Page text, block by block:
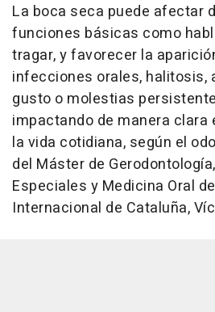
La boca seca puede afectar
funciones básicas como
tragar, y favorecer la
infecciones orales, halitosis,
gusto o molestias
impactando de manera clara
la vida cotidiana, según el
del Máster de
Especiales y Medicina Oral
Internacional de Cataluña,